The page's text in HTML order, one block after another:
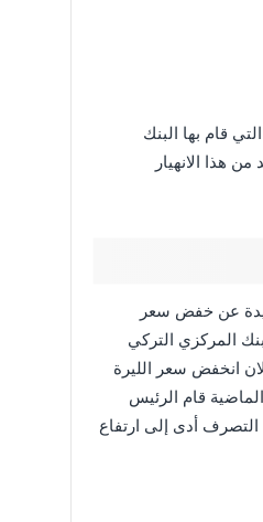
قام بها البنك
هذا الانهيار
عن خفض سعر
في البنك المركزي التركي
انخفض سعر الليرة
الثلاثة الماضية قام الرئيس
التصرف أدى إلى ارتفاع